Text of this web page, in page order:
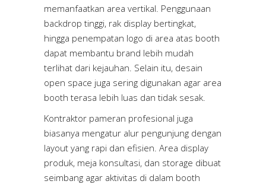
memanfaatkan area vertikal. Penggunaan
backdrop tinggi, rak display bertingkat,
hingga penempatan logo di area atas booth
dapat membantu brand lebih mudah
terlihat dari kejauhan. Selain itu, desain
open space juga sering digunakan agar area
booth terasa lebih luas dan tidak sesak.
Kontraktor pameran profesional juga
biasanya mengatur alur pengunjung dengan
layout yang rapi dan efisien. Area display
produk, meja konsultasi, dan storage dibuat
seimbang agar aktivitas di dalam booth